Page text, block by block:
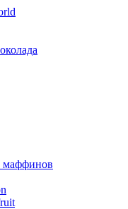
маффинов